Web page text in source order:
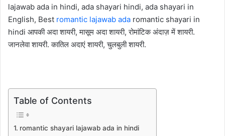
lajawab ada in hindi, ada shayari hindi, ada shayari in
English, Best romantic lajawab ada romantic shayari in
hindi आपकी अदा शायरी, मासूम अदा शायरी, रोमांटिक अंदाज़ में शायरी.
जानलेवा शायरी. कातिल अदाएं शायरी, चुलबुली शायरी.
Table of Contents
romantic shayari lajawab ada in hindi